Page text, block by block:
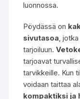
luonnossa.
Pöydässä on
sivutasoa,
tarjoiluun.
tarjoavat
tarvikkeille. Kun
voidaan taittaa
kompaktiksi ja